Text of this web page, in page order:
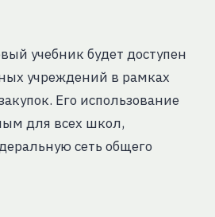
учебник будет доступен
учреждений в рамках
Его использование
для всех школ,
сеть общего